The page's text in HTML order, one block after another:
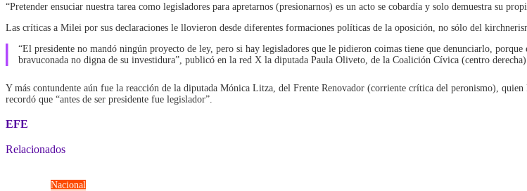
“Pretender ensuciar nuestra tarea como legisladores para apretarnos (presionarnos) es un acto se cobardía y solo demuestra su
Las críticas a Milei por sus declaraciones le llovieron desde diferentes formaciones políticas de la oposición, no sólo del
“El presidente no mandó ningún proyecto de ley, pero si hay legisladores que le pidieron coimas tiene que denunciarlo,
bravuconada no digna de su investidura”, publicó en la red X la diputada Paula Oliveto, de la Coalición Cívica (centro derecha).
Y más contundente aún fue la reacción de la diputada Mónica Litza, del Frente Renovador (corriente crítica del peronismo),
recordó que “antes de ser presidente fue legislador”.
EFE
Relacionados
Nacional